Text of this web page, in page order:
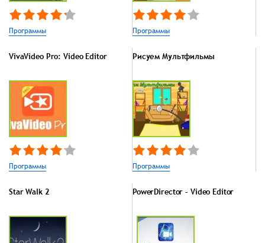
Программы Программы
VivaVideo Pro: Video Editor
Программы
Рисуем Мультфильмы
Программы
Star Walk 2 PowerDirector – Video Editor